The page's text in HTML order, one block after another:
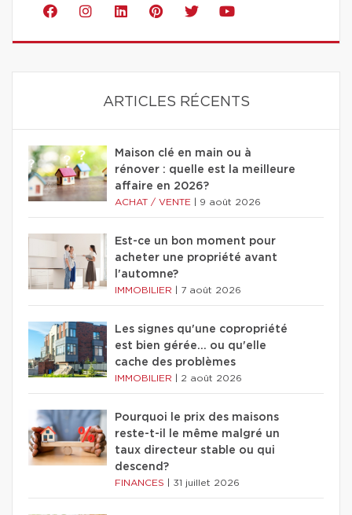
ARTICLES RÉCENTS
Maison clé en main ou à
rénover : quelle est la meilleure
affaire en 2026?
ACHAT / VENTE 9 août 2026
Est-ce un bon moment pour
acheter une propriété avant
l'automne?
IMMOBILIER 7 août 2026
Les signes qu'une copropriété
est bien gérée… ou qu'elle
cache des problèmes
IMMOBILIER 2 août 2026
Pourquoi le prix des maisons
reste-t-il le même malgré un
taux directeur stable ou qui
descend?
FINANCES 31 juillet 2026